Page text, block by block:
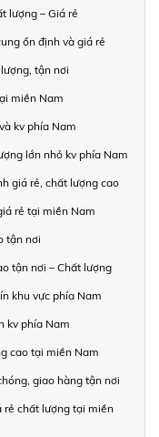
lượng – Giá rẻ
ổn định và giá rẻ
tận nơi
miền Nam
kv phía Nam
lớn nhỏ kv phía Nam
giá rẻ, chất lượng cao
rẻ tại miền Nam
tận nơi
tận nơi – Chất lượng
khu vực phía Nam
kv phía Nam
cao tại miền Nam
giao hàng tận nơi
rẻ chất lượng tại miền